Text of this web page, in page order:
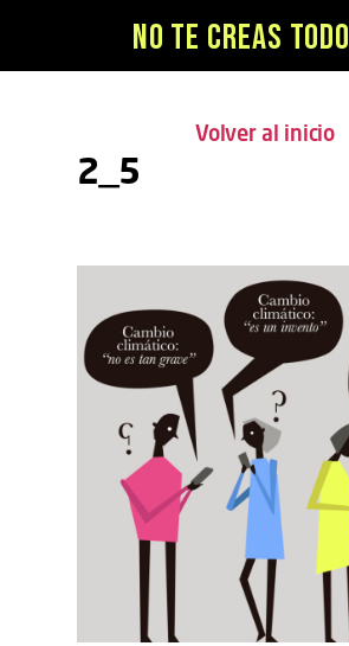
No te creas todo
Volver al inicio
2_5